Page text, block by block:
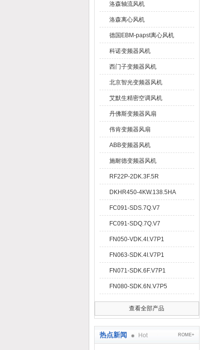
洛森轴流风机
洛森离心风机
德国EBM-papst离心风机
科诺变频器风机
西门子变频器风机
北京智光变频器风机
艾默生精密空调风机
丹佛斯变频器风扇
伟肯变频器风扇
ABB变频器风机
施耐德变频器风机
RF22P-2DK.3F.5R
DKHR450-4KW.138.5HA
FC091-SDS.7Q.V7
FC091-SDQ.7Q.V7
FN050-VDK.4I.V7P1
FN063-SDK.4I.V7P1
FN071-SDK.6F.V7P1
FN080-SDK.6N.V7P5
查看全部产品
热点新闻 Hot ROME+